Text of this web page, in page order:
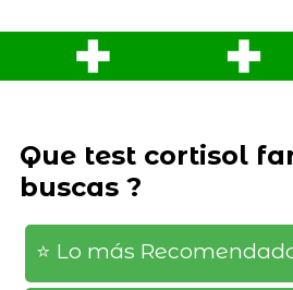
Que test cortisol
buscas ?
⭐️ Lo más